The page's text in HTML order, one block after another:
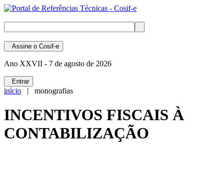
Assine o Cosif-e
Ano XXVII - 7 de agosto de 2026
Entrar
início | monografias
INCENTIVOS FISCAIS À
CONTABILIZAÇÃO